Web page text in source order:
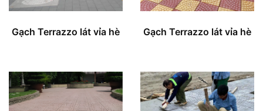
Gạch Terrazzo lát vỉa hè Gạch Terrazzo lát vỉa hè